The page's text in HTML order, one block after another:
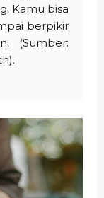
Kamu bisa
berpikir
(Sumber: